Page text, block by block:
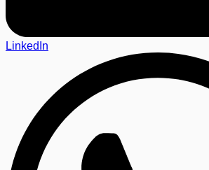
LinkedIn